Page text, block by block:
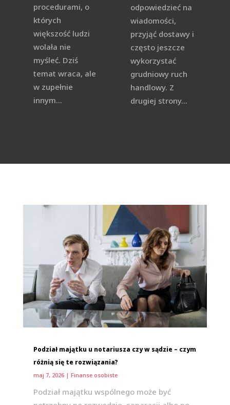
procedurami, o
których
większość ludzi
wolała nie
myśleć. Dziś
temat wraca, ale
w zupełnie
innym...
odpowiedzieć na
wiadomości,
przyjąć dostawy i
często jeszcze
wykorzystać
grudniowy ruch
handlowy. Z
drugiej strony...
Podział majątku u notariusza czy w sądzie – czym
różnią się te rozwiązania?
maj 7, 2026| Finanse osobiste
Podział majątku wspólnego może być